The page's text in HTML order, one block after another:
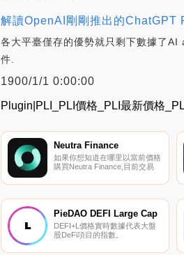
解讀OpenAI剛剛推出的ChatGPT
各大平臺僅存的優勢就只剩下數據了
件.
1900/1/1 0:00:00
Plugin|PLI_PLI價格_PLI最新價格
Neutra Finance
如果你想知道在哪里以當前價格
購買Neutra Finance,目前交易
密貨幣交易所是Camelot和
列表.
PieDAO DEFI Large Cap
DEFI+L價格實時數據代表大盤
股DeFi項目的指數。